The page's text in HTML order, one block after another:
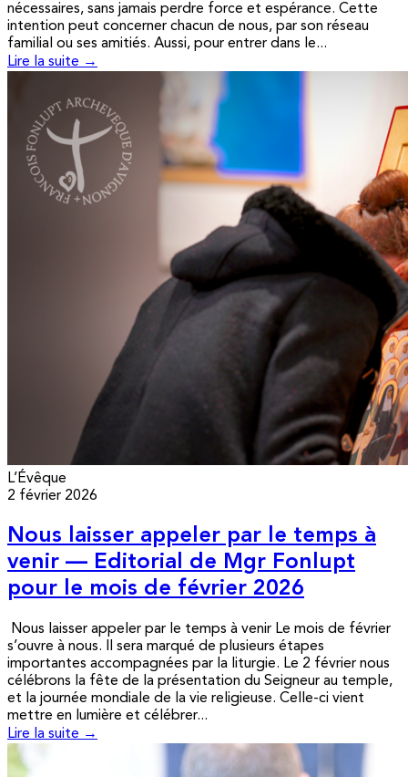
nécessaires, sans jamais perdre force et espérance. Cette
intention peut concerner chacun de nous, par son réseau
familial ou ses amitiés. Aussi, pour entrer dans le...
Lire la suite →
L’Évêque
2 février 2026
Nous laisser appeler par le temps à
venir — Editorial de Mgr Fonlupt
pour le mois de février 2026
Nous laisser appeler par le temps à venir Le mois de février
s’ouvre à nous. Il sera marqué de plusieurs étapes
importantes accompagnées par la liturgie. Le 2 février nous
célébrons la fête de la présentation du Seigneur au temple,
et la journée mondiale de la vie religieuse. Celle-ci vient
mettre en lumière et célébrer...
Lire la suite →